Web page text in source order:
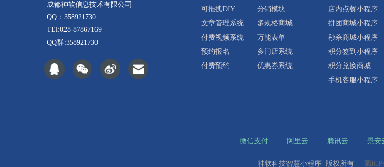
成都神软信息技术有限公司
QQ：358921730
TEl:028-87867169
QQ群:358921730
可拖拽DIY
分销模块
文章管理系统
多规格商城
付费视频系统
万能表单
预约报名
多门店系统
付费预约
优惠券系统
店内点餐小程序
拼团商城小程序
秒杀商城小程序
积分签到小程序
积分兑换商城
手机客服小程序
微信支付 · 阿里云 · 腾讯云 · 景安
神软科技智慧小程序 版权所有 蜀ICP